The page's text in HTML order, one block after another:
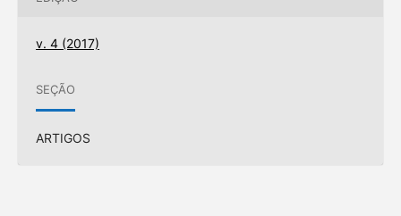
v. 4 (2017)
SEÇÃO
ARTIGOS